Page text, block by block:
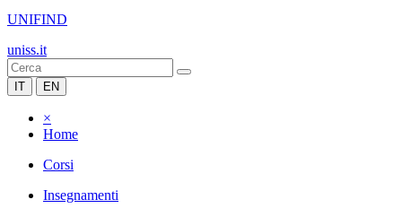
UNIFIND
uniss.it
IT EN
×
Home
Corsi
Insegnamenti